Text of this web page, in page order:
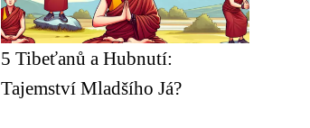
5 Tibeťanů a Hubnutí:
Tajemství Mladšího Já?